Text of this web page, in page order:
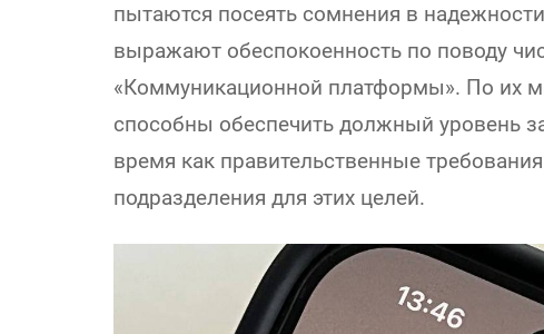
пытаются посеять сомнения в
выражают обеспокоенность по поводу
«Коммуникационной платформы». По их
способны обеспечить должный уровень
время как правительственные
подразделения для этих целей.